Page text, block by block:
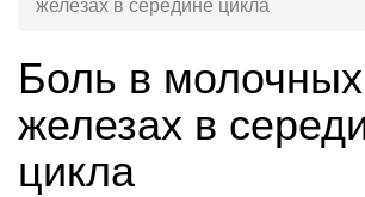
железах в середине цикла
Боль в молочных
железах в
цикла